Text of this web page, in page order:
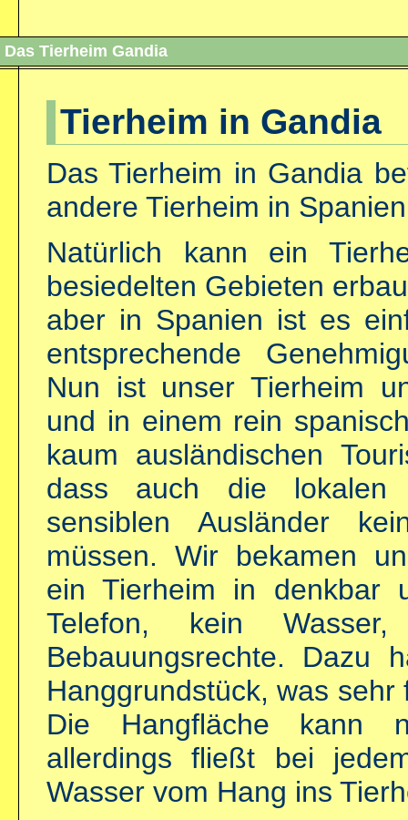
Das Tierheim Gandia
Tierheim in Gandia
Das Tierheim in Gandia
andere Tierheim in
Natürlich kann ein
besiedelten Gebieten
aber in Spanien ist es
entsprechende
Nun ist unser Tierheim
und in einem rein
kaum ausländischen
dass auch die lokalen
sensiblen Ausländer
müssen. Wir bekamen
ein Tierheim in denkbar
Telefon, kein
Bebauungsrechte. Dazu
Hanggrundstück, was
Die Hangfläche kann
allerdings fließt bei
Wasser vom Hang ins